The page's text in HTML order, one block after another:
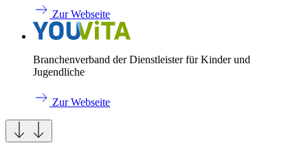
Zur Webseite
Branchenverband der Dienstleister für Kinder und
Jugendliche
Zur Webseite